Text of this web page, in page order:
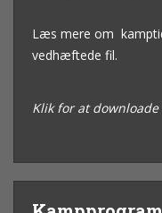
Læs mere om
vedhæftede fil.
Klik for at